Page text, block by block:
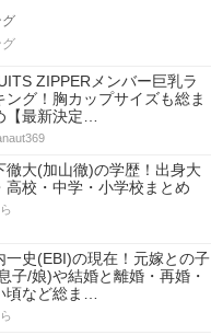
グ
グ
ZIPPERメンバー巨乳ラ
ング！胸カップサイズも総ま
【最新決定…
徹大(加山徹)の学歴！出身大
高校・中学・小学校まとめ
一史(EBI)の現在！元嫁との子
子/娘)や結婚と離婚・再婚・
頃など総ま…